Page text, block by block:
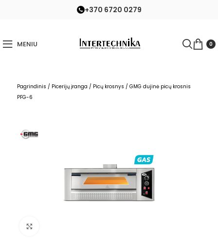
+370 6720 0279
MENIU 0
Pagrindinis / Picerijų įranga / Picų krosnys / GMG dujinė picų krosnis
PFG-6